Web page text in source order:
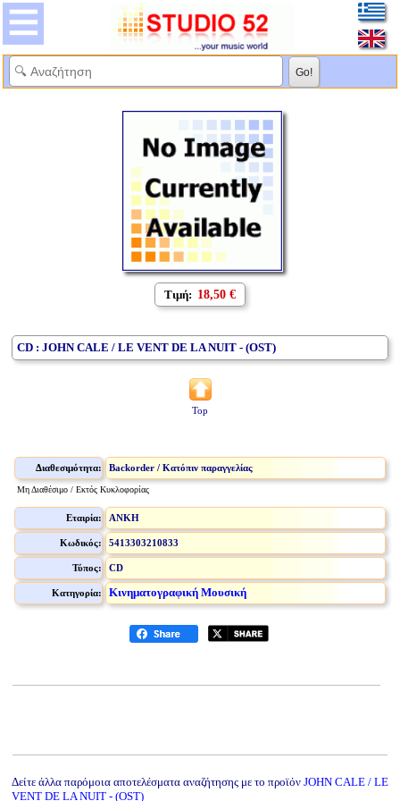
Τιμή: 18,50 €
CD : JOHN CALE / LE VENT DE LA NUIT - (OST)
Top
Διαθεσιμότητα: Backorder / Κατόπιν παραγγελίας
Μη Διαθέσιμο / Εκτός Κυκλοφορίας
Εταιρία: ANKH
Κωδικός: 5413303210833
Τύπος: CD
Κατηγορία: Κινηματογραφική Μουσική
Δείτε άλλα παρόμοια αποτελέσματα αναζήτησης με το προϊόν JOHN CALE / LE
VENT DE LA NUIT - (OST)